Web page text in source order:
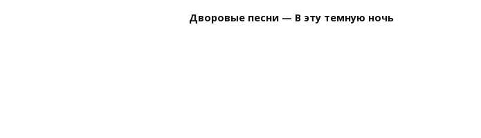
Дворовые песни — В эту темную ночь